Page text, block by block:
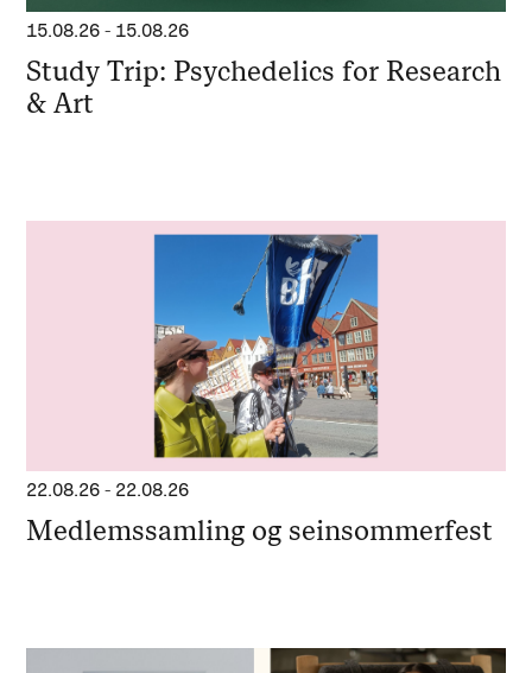
15.08.26 - 15.08.26
Study Trip: Psychedelics for Research
& Art
22.08.26 - 22.08.26
Medlemssamling og seinsommerfest